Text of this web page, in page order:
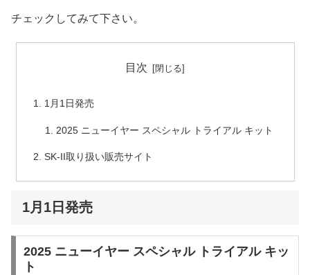
チェックしてみて下さい。
目次
1月1日発売
2025 ニューイヤー スペシャル トライアル キット
SK-II取り扱い販売サイト
1月1日発売
2025 ニューイヤー スペシャル トライアル キッ
ト